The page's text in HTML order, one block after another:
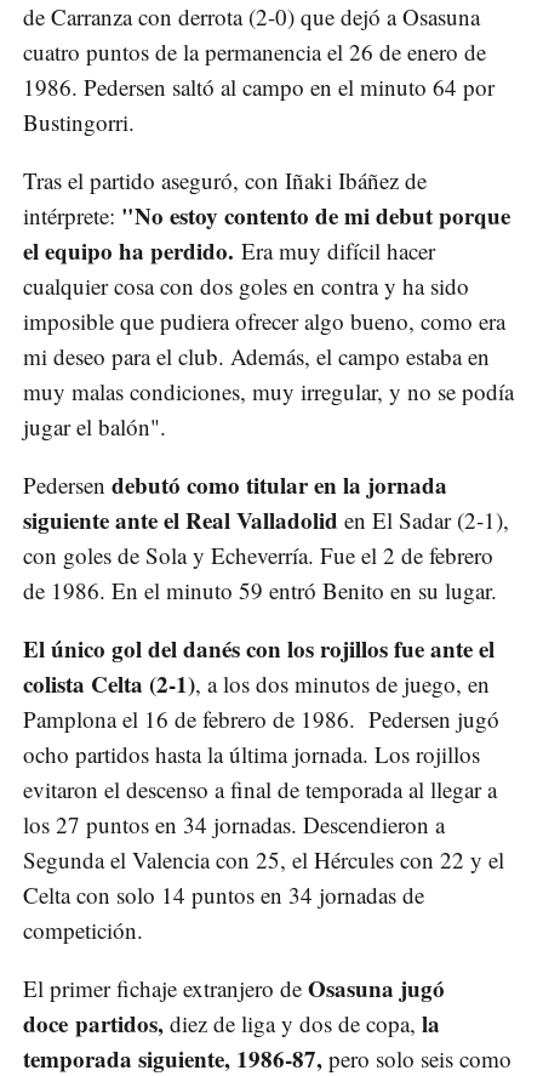
de Carranza con derrota (2-0) que dejó a Osasuna
cuatro puntos de la permanencia el 26 de enero de
1986. Pedersen saltó al campo en el minuto 64 por
Bustingorri.
Tras el partido aseguró, con Iñaki Ibáñez de
intérprete: "No estoy contento de mi debut porque
el equipo ha perdido. Era muy difícil hacer
cualquier cosa con dos goles en contra y ha sido
imposible que pudiera ofrecer algo bueno, como era
mi deseo para el club. Además, el campo estaba en
muy malas condiciones, muy irregular, y no se podía
jugar el balón".
Pedersen debutó como titular en la jornada
siguiente ante el Real Valladolid en El Sadar (2-1),
con goles de Sola y Echeverría. Fue el 2 de febrero
de 1986. En el minuto 59 entró Benito en su lugar.
El único gol del danés con los rojillos fue ante el
colista Celta (2-1), a los dos minutos de juego, en
Pamplona el 16 de febrero de 1986. Pedersen jugó
ocho partidos hasta la última jornada. Los rojillos
evitaron el descenso a final de temporada al llegar a
los 27 puntos en 34 jornadas. Descendieron a
Segunda el Valencia con 25, el Hércules con 22 y el
Celta con solo 14 puntos en 34 jornadas de
competición.
El primer fichaje extranjero de Osasuna jugó
doce partidos, diez de liga y dos de copa, la
temporada siguiente, 1986-87, pero solo seis como